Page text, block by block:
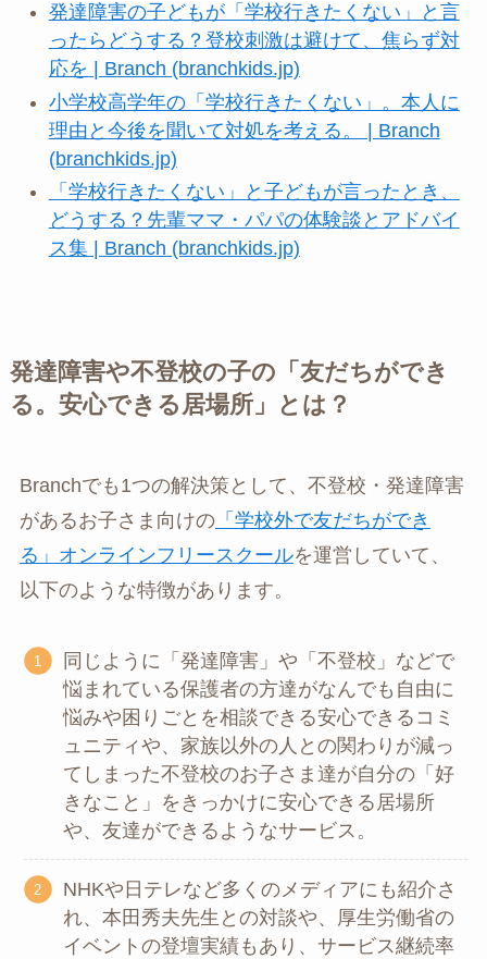
発達障害の子どもが「学校行きたくない」と言
ったらどうする？登校刺激は避けて、焦らず対
応を | Branch (branchkids.jp)
小学校高学年の「学校行きたくない」。本人に
理由と今後を聞いて対処を考える。 | Branch
(branchkids.jp)
「学校行きたくない」と子どもが言ったとき、
どうする？先輩ママ・パパの体験談とアドバイ
ス集 | Branch (branchkids.jp)
発達障害や不登校の子の「友だちができ
る。安心できる居場所」とは？
Branchでも1つの解決策として、不登校・発達障害
があるお子さま向けの「学校外で友だちができ
る」オンラインフリースクールを運営していて、
以下のような特徴があります。
同じように「発達障害」や「不登校」などで
悩まれている保護者の方達がなんでも自由に
悩みや困りごとを相談できる安心できるコミ
ュニティや、家族以外の人との関わりが減っ
てしまった不登校のお子さま達が自分の「好
きなこと」をきっかけに安心できる居場所
や、友達ができるようなサービス。
NHKや日テレなど多くのメディアにも紹介さ
れ、本田秀夫先生との対談や、厚生労働省の
イベントの登壇実績もあり、サービス継続率